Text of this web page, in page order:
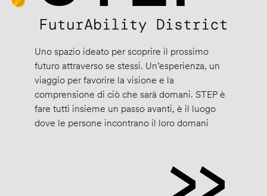
Uno spazio ideato per scoprire il prossimo
futuro attraverso se stessi. Un’esperienza, un
viaggio per favorire la visione e la
comprensione di ciò che sarà domani. STEP è
fare tutti insieme un passo avanti, è il luogo
dove le persone incontrano il loro domani